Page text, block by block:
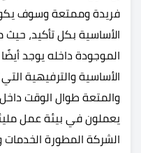
فريدة وممتعة وسوف
الأساسية بكل تأكيد،
الموجودة داخله يوجد
الأساسية والترفيهية
والمتعة طوال الوقت
يعملون في بيئة عمل
الشركة المطورة